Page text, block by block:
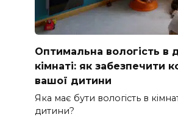
Оптимальна вологість в
кімнаті: як забезпечити
вашої дитини
Яка має бути вологість в
дитини?